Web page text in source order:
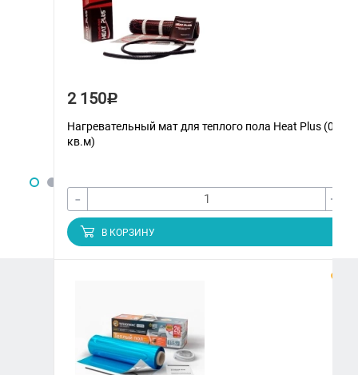
2 150Р
Нагревательный мат для теплого пола Heat Plus (0.5
кв.м)
- +
В КОРЗИНУ
ЗАКАЗАТЬ ЗВОНОК